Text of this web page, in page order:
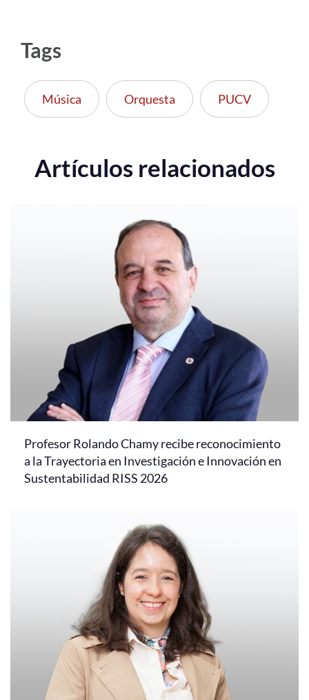
Tags
Música Orquesta PUCV
Artículos relacionados
Profesor Rolando Chamy recibe reconocimiento
a la Trayectoria en Investigación e Innovación en
Sustentabilidad RISS 2026